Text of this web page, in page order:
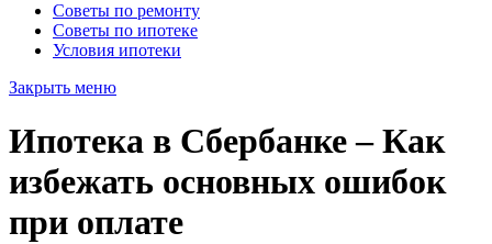
Советы по ремонту
Советы по ипотеке
Условия ипотеки
Закрыть меню
Ипотека в Сбербанке – Как
избежать основных ошибок
при оплате